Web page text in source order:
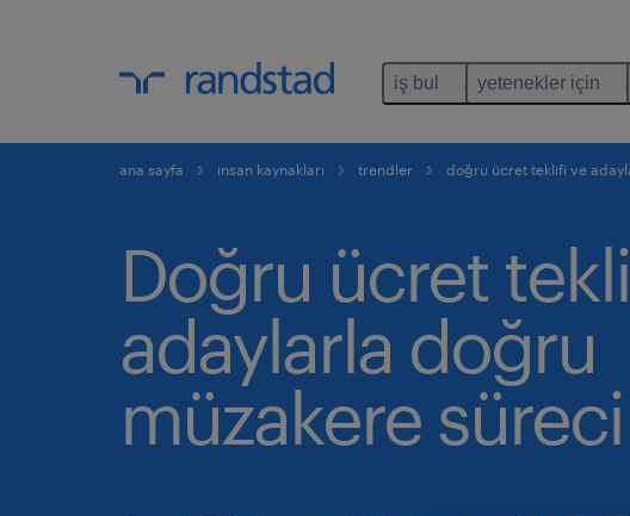
iş bul yetenekler için
ana sayfa insan kaynakları trendler doğru ücret teklifi ve
Doğru ücret
adaylarla doğru
müzakere süreci